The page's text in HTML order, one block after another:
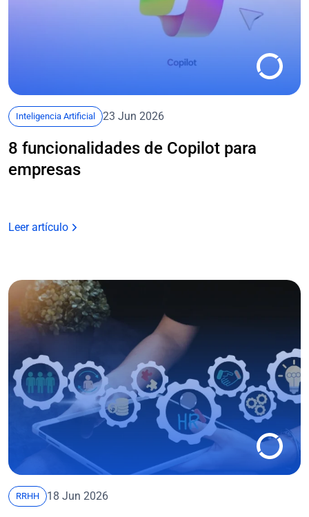
Inteligencia Artificial 23 Jun 2026
8 funcionalidades de Copilot para
empresas
Leer artículo
RRHH 18 Jun 2026